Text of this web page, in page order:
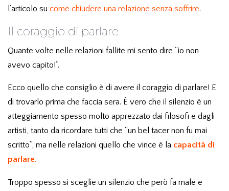
l’articolo su come chiudere una relazione senza soffrire.
Il coraggio di parlare
Quante volte nelle relazioni fallite mi sento dire “io non
avevo capito!”.
Ecco quello che consiglio è di avere il coraggio di parlare! E
di trovarlo prima che faccia sera. È vero che il silenzio è un
atteggiamento spesso molto apprezzato dai filosofi e dagli
artisti, tanto da ricordare tutti che “un bel tacer non fu mai
scritto”, ma nelle relazioni quello che vince è la capacità di
parlare.
Troppo spesso si sceglie un silenzio che però fa male e